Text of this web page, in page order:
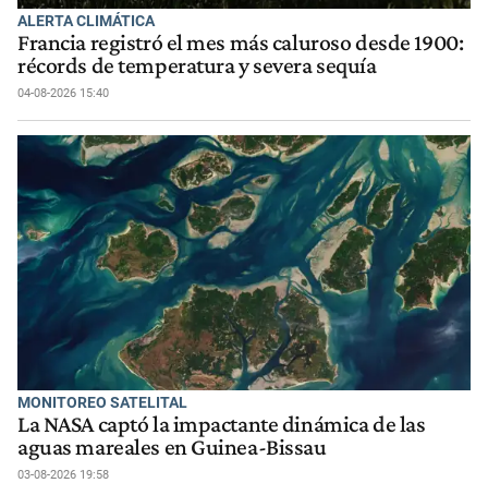
ALERTA CLIMÁTICA
Francia registró el mes más caluroso desde 1900:
récords de temperatura y severa sequía
04-08-2026 15:40
MONITOREO SATELITAL
La NASA captó la impactante dinámica de las
aguas mareales en Guinea-Bissau
03-08-2026 19:58